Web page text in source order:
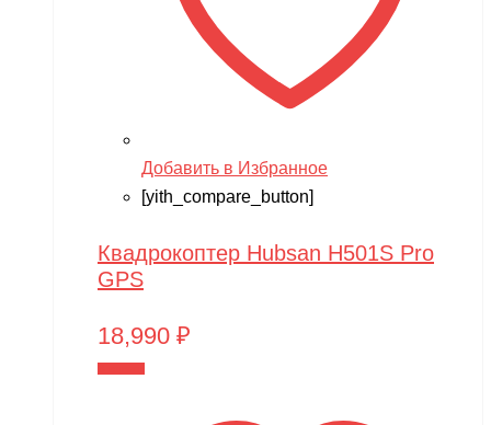
Добавить в Избранное
[yith_compare_button]
Квадрокоптер Hubsan H501S Pro
GPS
18,990 ₽